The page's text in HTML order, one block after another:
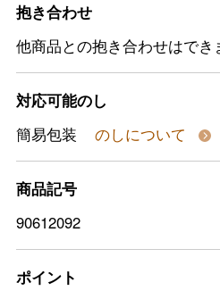
抱き合わせ
他商品との抱き合わせはでき
対応可能のし
簡易包装
のしについて
商品記号
90612092
ポイント